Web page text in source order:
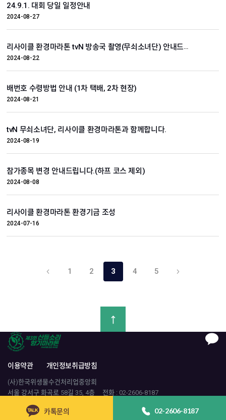
24.9.1. 대회 당일 일정안내
2024-08-27
리사이클 환경마라톤 tvN 방송국 촬영(무쇠소녀단) 안내드립니다..
2024-08-22
배번호 수령방법 안내 (1차 택배, 2차 현장)
2024-08-21
tvN 무쇠소녀단, 리사이클 환경마라톤과 함께합니다.
2024-08-19
참가종목 변경 안내드립니다.(하프 코스 제외)
2024-08-08
리사이클 환경마라톤 환경기금 조성
2024-07-16
1 2 3 4 5
이용약관 개인정보취급방침
(사)한국위생물수건처리업중앙회
서울 강서구 화곡로 58길 35, 4층
전화 : 02-2606-8187
run@recyclerun.kr
카톡문의 02-2606-8187